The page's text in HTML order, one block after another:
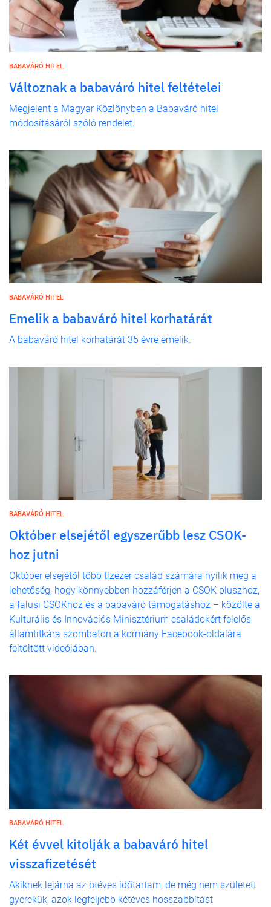
BABAVÁRÓ HITEL
Változnak a babaváró hitel feltételei
Megjelent a Magyar Közlönyben a Babaváró hitel
módosításáról szóló rendelet.
BABAVÁRÓ HITEL
Emelik a babaváró hitel korhatárát
A babaváró hitel korhatárát 35 évre emelik.
BABAVÁRÓ HITEL
Október elsejétől egyszerűbb lesz CSOK-
hoz jutni
Október elsejétől több tízezer család számára nyílik meg a
lehetőség, hogy könnyebben hozzáférjen a CSOK pluszhoz,
a falusi CSOKhoz és a babaváró támogatáshoz – közölte a
Kulturális és Innovációs Minisztérium családokért felelős
államtitkára szombaton a kormány Facebook-oldalára
feltöltött videójában.
BABAVÁRÓ HITEL
Két évvel kitolják a babaváró hitel
visszafizetését
Akiknek lejárna az ötéves időtartam, de még nem született
gyerekük, azok legfeljebb kétéves hosszabbítást